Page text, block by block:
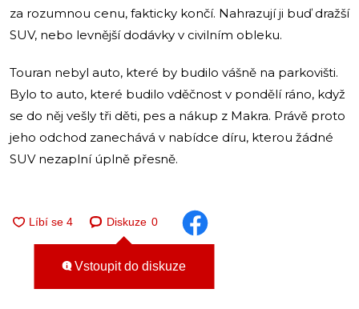
za rozumnou cenu, fakticky končí. Nahrazují ji buď dražší
SUV, nebo levnější dodávky v civilním obleku.
Touran nebyl auto, které by budilo vášně na parkovišti.
Bylo to auto, které budilo vděčnost v pondělí ráno, když
se do něj vešly tři děti, pes a nákup z Makra. Právě proto
jeho odchod zanechává v nabídce díru, kterou žádné
SUV nezaplní úplně přesně.
Diskuze 0
Vstoupit do diskuze